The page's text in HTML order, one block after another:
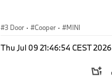
3 Door · Cooper · MINI
Thu Jul 09 21:46:54 CEST 2026